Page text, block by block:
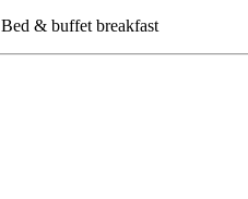
Bed & buffet breakfast